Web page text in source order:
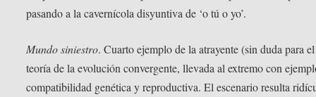
pasando a la cavernícola disyuntiva de ‘o tú o yo’.
Mundo siniestro. Cuarto ejemplo de la atrayente (sin duda para
teoría de la evolución convergente, llevada al extremo con
compatibilidad genética y reproductiva. El escenario resulta